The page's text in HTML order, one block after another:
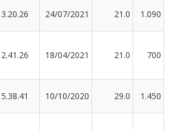
3.20.26 24/07/2021 21.0 1.090
2.41.26 18/04/2021 21.0 700
5.38.41 10/10/2020 29.0 1.450